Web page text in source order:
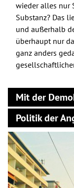
wieder alles nur
Substanz? Das
und außerhalb
überhaupt nur
ganz anders
Mit der
Politik der